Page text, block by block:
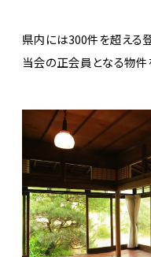
県内には300件を超える
当会の正会員となる物件